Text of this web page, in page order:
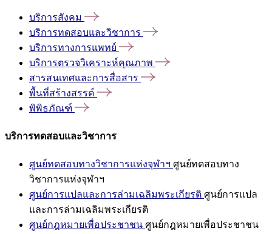
บริการสังคม
บริการทดสอบและวิชาการ
บริการทางการแพทย์
บริการตรวจวิเคราะห์คุณภาพ
สารสนเทศและการสื่อสาร
พื้นที่สร้างสรรค์
พิพิธภัณฑ์
บริการทดสอบและวิชาการ
ศูนย์ทดสอบทางวิชาการแห่งจุฬาฯ ศูนย์ทดสอบทาง
วิชาการแห่งจุฬาฯ
ศูนย์การแปลและการล่ามเฉลิมพระเกียรติ ศูนย์การแปล
และการล่ามเฉลิมพระเกียรติ
ศูนย์กฎหมายเพื่อประชาชน ศูนย์กฎหมายเพื่อประชาชน